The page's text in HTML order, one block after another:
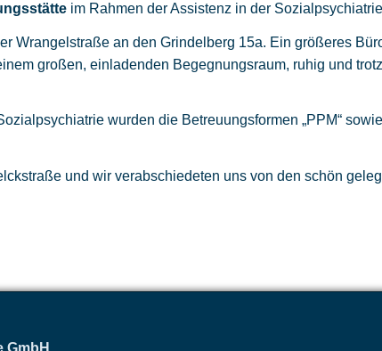
im Rahmen der Assistenz in der
Wrangelstraße an den Grindelberg 15a. Ein größeres
großen, einladenden Begegnungsraum, ruhig und
wurden die Betreuungsformen „PPM“
und wir verabschiedeten uns von den schön